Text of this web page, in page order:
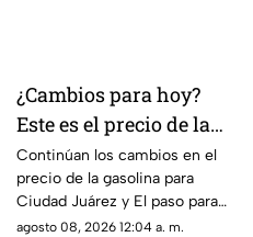
¿Cambios para hoy?
Este es el precio de la
gasolina para Ciudad
Juárez y El Paso
Continúan los cambios en el
precio de la gasolina para
Ciudad Juárez y El paso para
hoy, 8 de agosto
agosto 08, 2026 12:04 a. m.